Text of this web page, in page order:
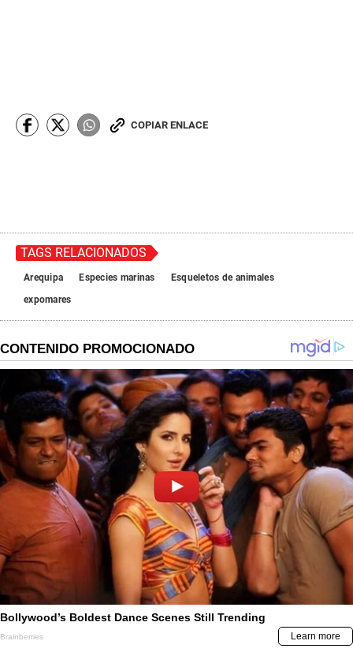
COPIAR ENLACE
TAGS RELACIONADOS
Arequipa Especies marinas
Esqueletos de animales
expomares